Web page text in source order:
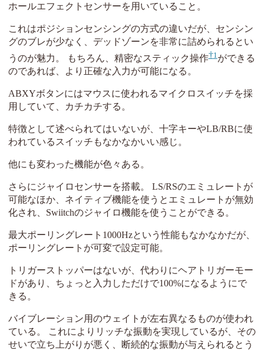
ホールエフェクトセンサーを用いていること。
これはポジションセンシングの方式の違いだが、センシン
グのブレが少なく、デッドゾーンを非常に詰められるとい
うのが魅力。 もちろん、精密なスティック操作 1ができる
のであれば、より正確な入力が可能になる。
ABXYボタンにはマウスに使われるマイクロスイッチを採
用していて、カチカチする。
特徴として述べられてはいないが、十字キーやLB/RBに使
われているスイッチもなかなかいい感じ。
他にも変わった機能が色々ある。
さらにジャイロセンサーを搭載。 LS/RSのエミュレートが
可能なほか、ネイティブ機能を使うとエミュレートが無効
化され、Swiitchのジャイロ機能を使うことができる。
最大ポーリングレート1000Hzという性能もなかなかだが、
ポーリングレートが可変で設定可能。
トリガーストッパーはないが、代わりにヘアトリガーモー
ドがあり、ちょっと入力しただけで100%になるようにで
きる。
バイブレーション用のウェイトが左右異なるものが使われ
ている。 これによりリッチな振動を実現しているが、その
せいで立ち上がりが悪く、断続的な振動が与えられるとう